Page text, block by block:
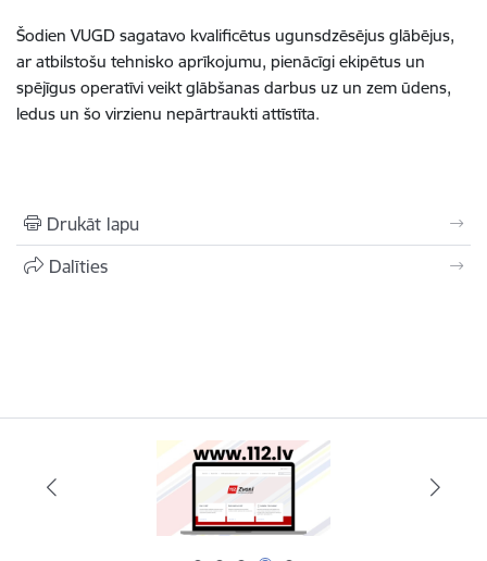
Šodien VUGD sagatavo kvalificētus ugunsdzēsējus glābējus,
ar atbilstošu tehnisko aprīkojumu, pienācīgi ekipētus un
spējīgus operatīvi veikt glābšanas darbus uz un zem ūdens,
ledus un šo virzienu nepārtraukti attīstīta.
Drukāt lapu
Dalīties